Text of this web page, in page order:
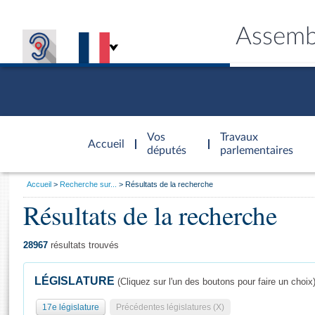
Accueil
d'accueil
Vos
députés
Travaux
parlementaires
Général
Vous
Accueil Recherche sur... Résultats de la recherche
Résultats de la recherche
28967 résultats trouvés
LÉGISLATURE (Cliquez sur l'un des boutons pour faire un choix)
17e législature Précédentes législatures (X)